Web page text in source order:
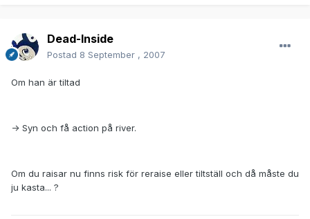
Dead-Inside
Postad 8 September , 2007
Om han är tiltad
-> Syn och få action på river.
Om du raisar nu finns risk för reraise eller tiltställ och då måste du
ju kasta... ?